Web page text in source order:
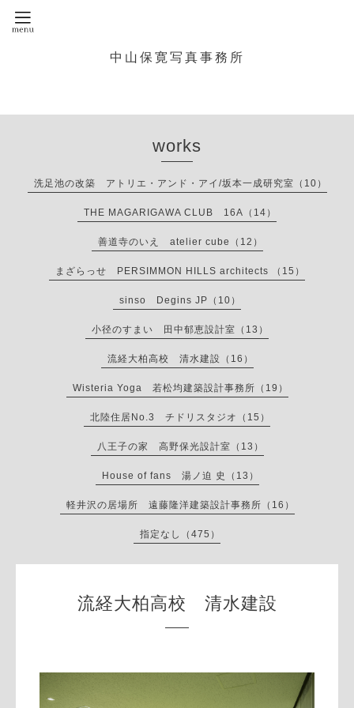
中山保寛写真事務所
works
洗足池の改築 アトリエ・アンド・アイ/坂本一成研究室（10）
THE MAGARIGAWA CLUB 16A（14）
善道寺のいえ atelier cube（12）
まざらっせ PERSIMMON HILLS architects （15）
sinso Degins JP（10）
小径のすまい 田中郁恵設計室（13）
流経大柏高校 清水建設（16）
Wisteria Yoga 若松均建築設計事務所（19）
北陸住居No.3 チドリスタジオ（15）
八王子の家 高野保光設計室（13）
House of fans 湯ノ迫 史（13）
軽井沢の居場所 遠藤隆洋建築設計事務所（16）
指定なし（475）
流経大柏高校 清水建設